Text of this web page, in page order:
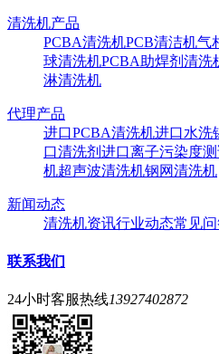
清洗机产品
PCBA清洗机PCB清洁机气
球清洗机PCBA助焊剂清洗
淋清洗机
代理产品
进口PCBA清洗机进口水洗
口清洗剂 进口离子污染度
机超声波清洗机钢网清洗机
新闻动态
清洗机资讯行业动态常见
联系我们
24小时客服热线13927402872